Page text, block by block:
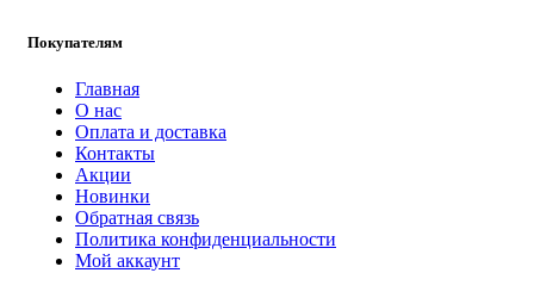
Покупателям
Главная
О нас
Оплата и доставка
Контакты
Акции
Новинки
Обратная связь
Политика конфиденциальности
Мой аккаунт